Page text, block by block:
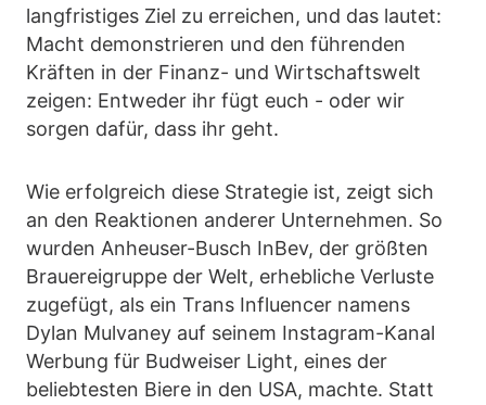
langfristiges Ziel zu erreichen, und das lautet:
Macht demonstrieren und den führenden
Kräften in der Finanz- und Wirtschaftswelt
zeigen: Entweder ihr fügt euch - oder wir
sorgen dafür, dass ihr geht.
Wie erfolgreich diese Strategie ist, zeigt sich
an den Reaktionen anderer Unternehmen. So
wurden Anheuser-Busch InBev, der größten
Brauereigruppe der Welt, erhebliche Verluste
zugefügt, als ein Trans Influencer namens
Dylan Mulvaney auf seinem Instagram-Kanal
Werbung für Budweiser Light, eines der
beliebtesten Biere in den USA, machte. Statt